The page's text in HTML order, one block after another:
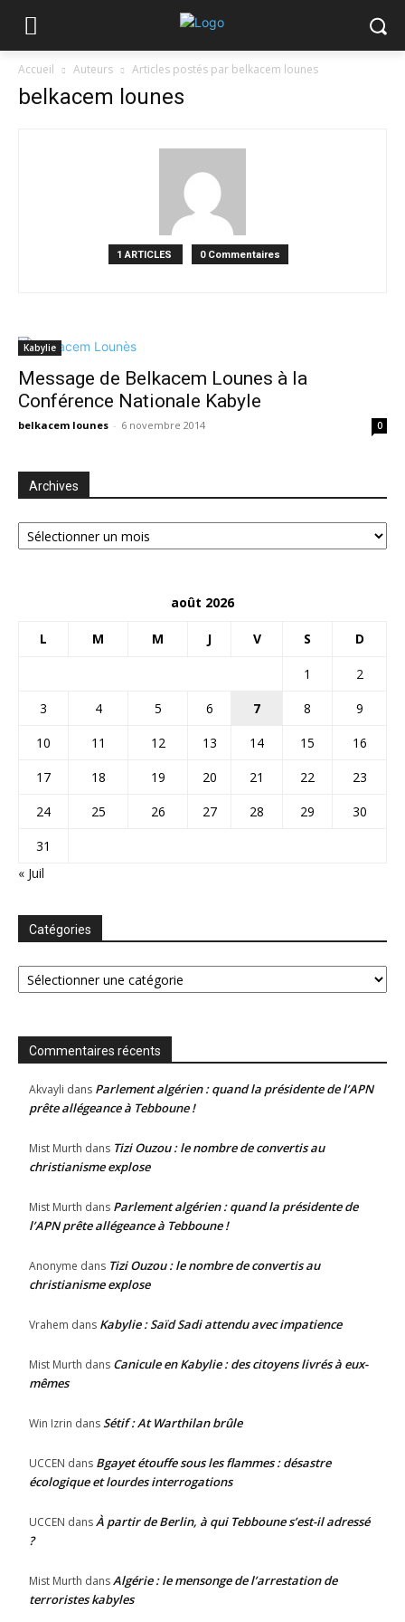
Accueil Auteurs Articles postés par belkacem lounes
belkacem lounes
1 ARTICLES 0 Commentaires
Kabylie
Message de Belkacem Lounes à la
Conférence Nationale Kabyle
belkacem lounes - 6 novembre 2014 0
Archives
Archives
août 2026
L M M J V S D
1
2
3
4 5 6 7 8
9
10
11 12 13 14 15
16
17
18 19 20 21 22
23
24
25 26 27 28 29
30
31
« Juil
Catégories
Catégories
Commentaires récents
Akvayli dans Parlement algérien : quand la présidente de l’APN
prête allégeance à Tebboune !
Mist Murth dans Tizi Ouzou : le nombre de convertis au
christianisme explose
Mist Murth dans Parlement algérien : quand la présidente de
l’APN prête allégeance à Tebboune !
Anonyme dans Tizi Ouzou : le nombre de convertis au
christianisme explose
Vrahem dans Kabylie : Saïd Sadi attendu avec impatience
Mist Murth dans Canicule en Kabylie : des citoyens livrés à eux-
mêmes
Win Izrin dansSétif : At Warthilan brûle
UCCEN dans Bgayet étouffe sous les flammes : désastre
écologique et lourdes interrogations
UCCEN dansÀ partir de Berlin, à qui Tebboune s’est-il adressé
?
Mist Murth dansAlgérie : le mensonge de l’arrestation de
terroristes kabyles